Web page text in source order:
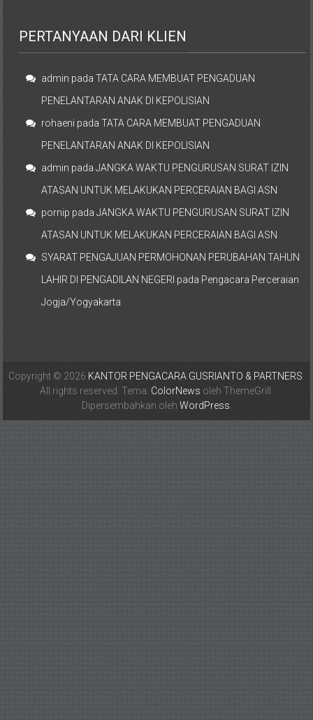
PERTANYAAN DARI KLIEN
admin padaTATA CARA MEMBUAT PENGADUAN
PENELANTARAN ANAK DI KEPOLISIAN
rohaeni padaTATA CARA MEMBUAT PENGADUAN
PENELANTARAN ANAK DI KEPOLISIAN
admin padaJANGKA WAKTU PENGURUSAN SURAT IZIN
ATASAN UNTUK MELAKUKAN PERCERAIAN BAGI ASN
pornip padaJANGKA WAKTU PENGURUSAN SURAT IZIN
ATASAN UNTUK MELAKUKAN PERCERAIAN BAGI ASN
SYARAT PENGAJUAN PERMOHONAN PERUBAHAN TAHUN
LAHIR DI PENGADILAN NEGERI pada Pengacara Perceraian
Jogja/Yogyakarta
Copyright © 2026 KANTOR PENGACARA GUSRIANTO & PARTNERS
All rights reserved. Tema: ColorNews oleh ThemeGrill.
Dipersembahkan oleh WordPress